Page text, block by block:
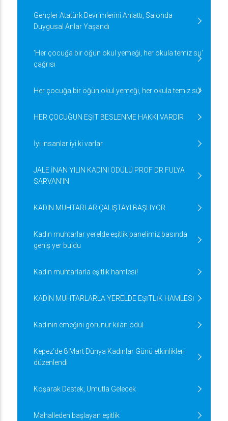
Gençler Atatürk Devrimlerini Anlattı, Salonda
Duygusal Anlar Yaşandı
'Her çocuğa bir öğün okul yemeği, her okula temiz su'
çağrısı
Her çocuğa bir öğün okul yemeği, her okula temiz su!
HER ÇOCUĞUN EŞİT BESLENME HAKKI VARDIR
İyi insanlar iyi ki varlar
JALE İNAN YILIN KADINI ÖDÜLÜ PROF DR FULYA
SARVAN'IN
KADIN MUHTARLAR ÇALIŞTAYI BAŞLIYOR
Kadın muhtarlar yerelde eşitlik panelimiz basında
geniş yer buldu
Kadın muhtarlarla eşitlik hamlesi!
KADIN MUHTARLARLA YERELDE EŞİTLİK HAMLESİ
Kadının emeğini görünür kılan ödül
Kepez’de 8 Mart Dünya Kadınlar Günü etkinlikleri
düzenlendi
Koşarak Destek, Umutla Gelecek
Mahalleden başlayan eşitlik